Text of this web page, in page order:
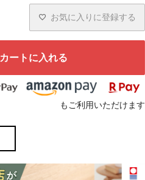
お気に入りに登録する
カートに入れる
もご利用いただけます